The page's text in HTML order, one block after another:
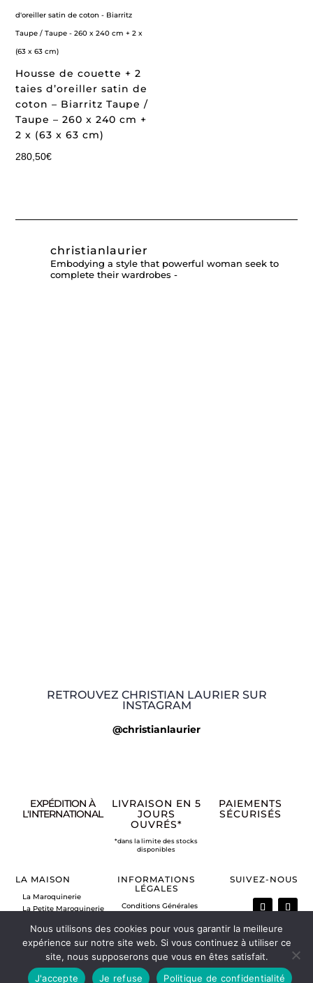
Housse de couette + 2
taies d’oreiller satin de
coton – Biarritz Taupe /
Taupe – 260 x 240 cm +
2 x (63 x 63 cm)
280,50€
christianlaurier
Embodying a style that powerful woman seek to
complete their wardrobes -
RETROUVEZ CHRISTIAN LAURIER SUR
INSTAGRAM
@christianlaurier
EXPÉDITION À
L'INTERNATIONAL
LIVRAISON EN 5
JOURS
OUVRÉS*
*dans la limite des stocks
disponibles
PAIEMENTS
SÉCURISÉS
LA MAISON
La Maroquinerie
La Petite Maroquinerie
Nous contacter
INFORMATIONS
LÉGALES
Conditions Générales
Mentions légales
Politique de retour
Vos commandes
Mon compte
SUIVEZ-NOUS
Nous utilisons des cookies pour vous garantir la meilleure
expérience sur notre site web. Si vous continuez à utiliser ce
site, nous supposerons que vous en êtes satisfait.
J'accepte
Je refuse Politique de confidentialité